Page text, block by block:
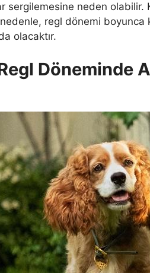
sergilemesine neden
regl dönemi boyunca
olacaktır.
Döneminde